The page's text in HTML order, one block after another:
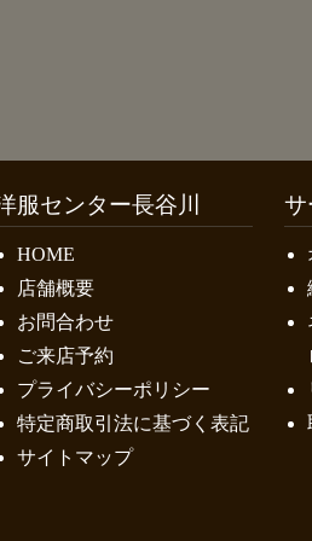
服センター長谷川
HOME
店舗概要
お問合わせ
ご来店予約
プライバシーポリシー
特定商取引法に基づく表記
サイトマップ
サ